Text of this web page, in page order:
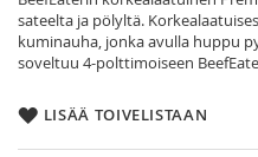
sateelta ja pölyltä.
kuminauha, jonka avulla huppu
soveltuu 4-polttimoiseen
LISÄÄ TOIVELISTAAN